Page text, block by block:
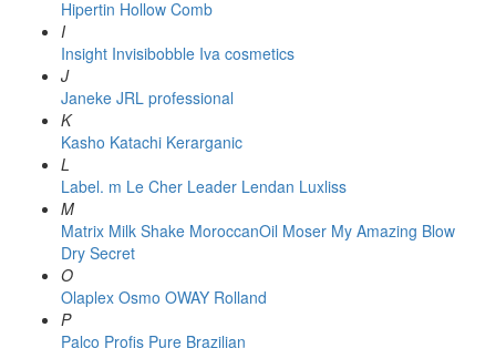
Hipertin Hollow Comb
I
Insight Invisibobble Iva cosmetics
J
Janeke JRL professional
K
Kasho Katachi Kerarganic
L
Label. m Le Cher Leader Lendan Luxliss
M
Matrix Milk Shake MoroccanOil Moser My Amazing Blow
Dry Secret
O
Olaplex Osmo OWAY Rolland
P
Palco Profis Pure Brazilian